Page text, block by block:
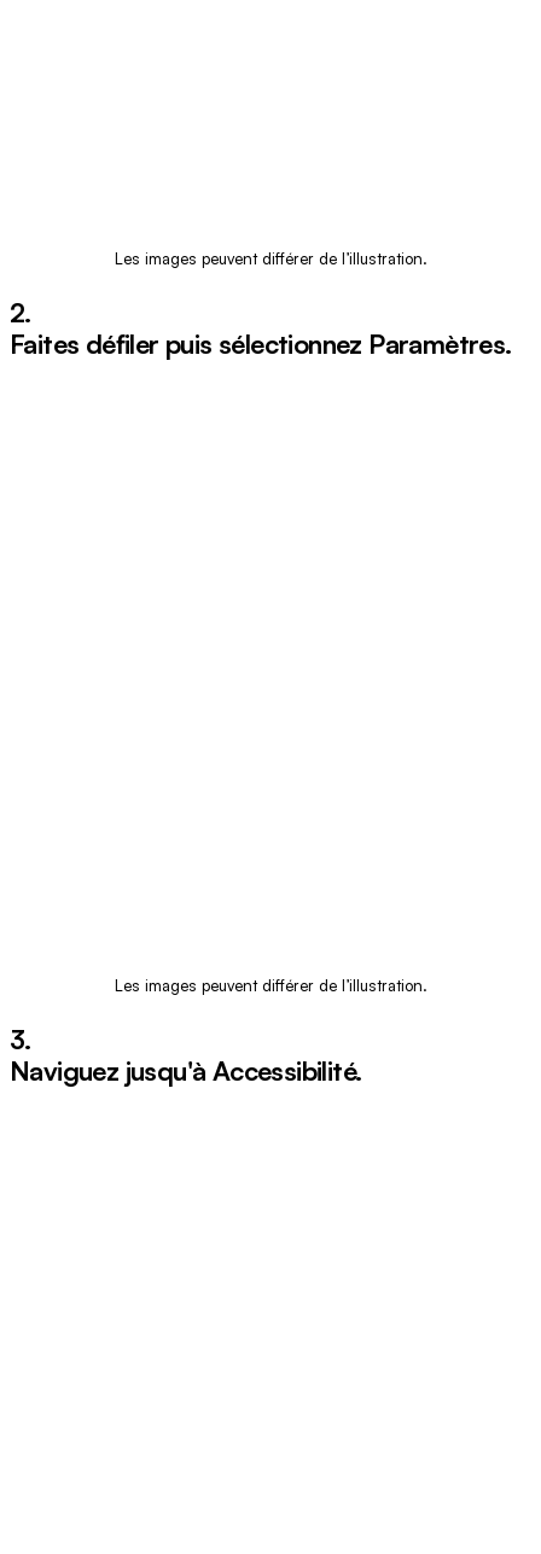
Les images peuvent différer de l’illustration.
2.
Faites défiler puis sélectionnez Paramètres.
Les images peuvent différer de l’illustration.
3.
Naviguez jusqu'à Accessibilité.